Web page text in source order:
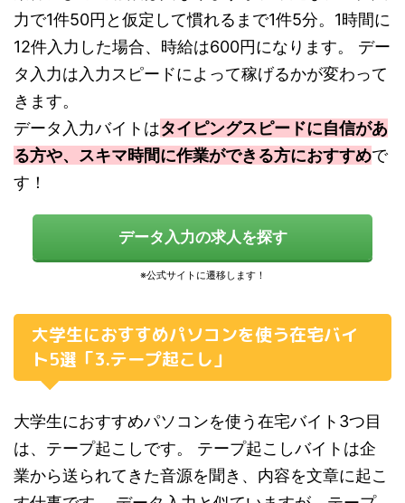
力で1件50円と仮定して慣れるまで1件5分。1時間に
12件入力した場合、時給は600円になります。 デー
タ入力は入力スピードによって稼げるかが変わって
きます。
データ入力バイトはタイピングスピードに自信があ
る方や、スキマ時間に作業ができる方におすすめで
す！
データ入力の求人を探す
大学生におすすめパソコンを使う在宅バイ
ト5選「3.テープ起こし」
大学生におすすめパソコンを使う在宅バイト3つ目
は、テープ起こしです。 テープ起こしバイトは企
業から送られてきた音源を聞き、内容を文章に起こ